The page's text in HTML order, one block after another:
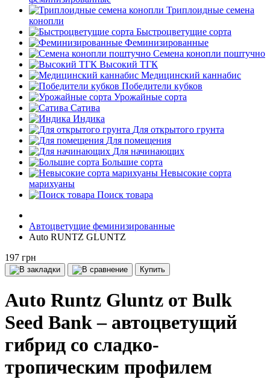
Триплоидные семена
конопли
Быстроцветущие сорта
Феминизированные
Семена конопли поштучно
Высокий ТГК
Медицинский каннабис
Победители кубков
Урожайные сорта
Сатива
Индика
Для открытого грунта
Для помещения
Для начинающих
Большие сорта
Невысокие сорта
марихуаны
Поиск товара
Автоцветущие феминизированные
Auto RUNTZ GLUNTZ
197 грн
Купить
Auto Runtz Gluntz от Bulk
Seed Bank – автоцветущий
гибрид со сладко-
тропическим профилем